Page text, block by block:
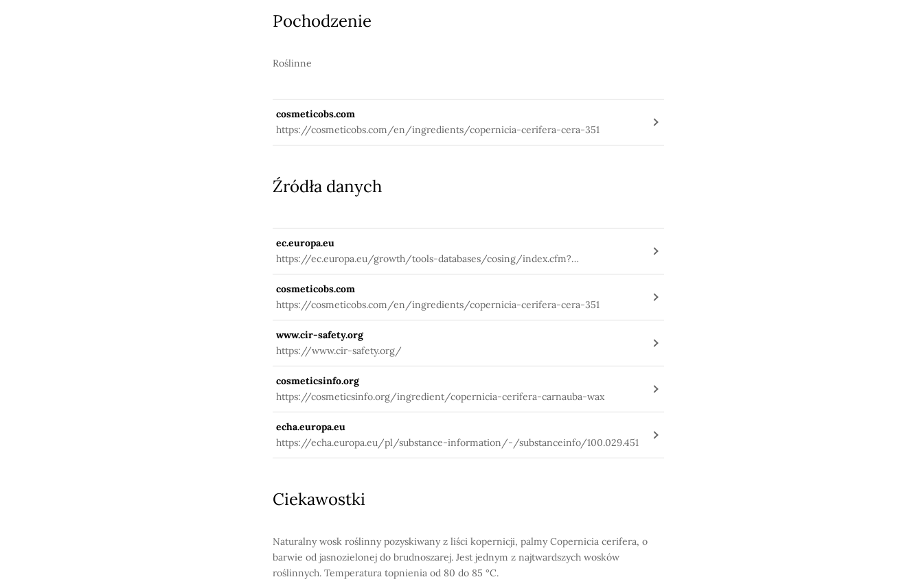
Pochodzenie
Roślinne
cosmeticobs.com
https://cosmeticobs.com/en/ingredients/copernicia-cerifera-cera-351
Źródła danych
ec.europa.eu
https://ec.europa.eu/growth/tools-databases/cosing/index.cfm?
fuseaction=search.details_v2&id=55683
cosmeticobs.com
https://cosmeticobs.com/en/ingredients/copernicia-cerifera-cera-351
www.cir-safety.org
https://www.cir-safety.org/
cosmeticsinfo.org
https://cosmeticsinfo.org/ingredient/copernicia-cerifera-carnauba-wax
echa.europa.eu
https://echa.europa.eu/pl/substance-information/-/substanceinfo/100.029.451
Ciekawostki
Naturalny wosk roślinny pozyskiwany z liści kopernicji, palmy Copernicia cerifera, o
barwie od jasnozielonej do brudnoszarej. Jest jednym z najtwardszych wosków
roślinnych. Temperatura topnienia od 80 do 85 °C.